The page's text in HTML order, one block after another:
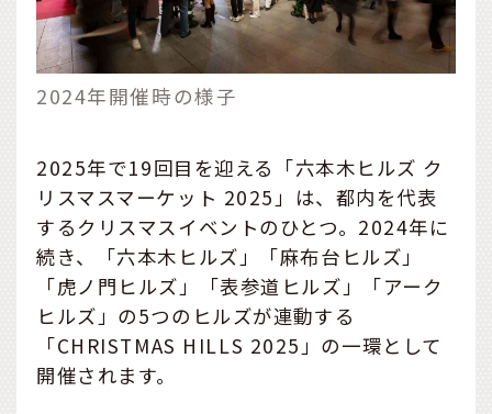
2024年開催時の様子
2025年で19回目を迎える「六本木ヒルズ ク
リスマスマーケット 2025」は、都内を代表
するクリスマスイベントのひとつ。2024年に
続き、「六本木ヒルズ」「麻布台ヒルズ」
「虎ノ門ヒルズ」「表参道ヒルズ」「アーク
ヒルズ」の5つのヒルズが連動する
「CHRISTMAS HILLS 2025」の一環として
開催されます。